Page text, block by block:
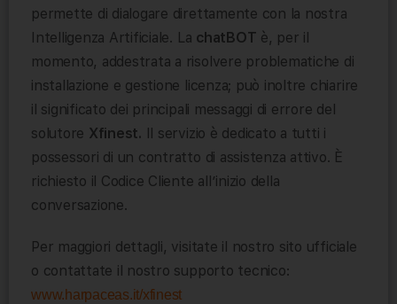
permette di dialogare direttamente con la nostra
Intelligenza Artificiale. La chatBOT è, per il
momento, addestrata a risolvere problematiche di
installazione e gestione licenza; può inoltre chiarire
il significato dei principali messaggi di errore del
solutore Xfinest. Il servizio è dedicato a tutti i
possessori di un contratto di assistenza attivo. È
richiesto il Codice Cliente all’inizio della
conversazione.
Per maggiori dettagli, visitate il nostro sito ufficiale
o contattate il nostro supporto tecnico:
www.harpaceas.it/xfinest